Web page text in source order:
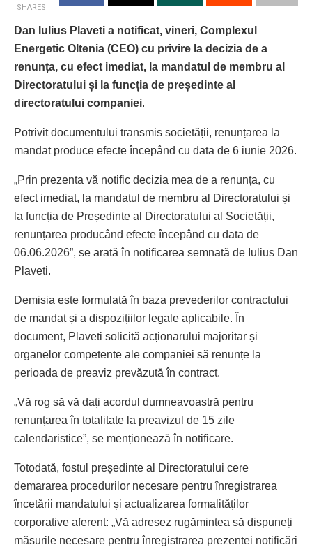
SHARES
Dan Iulius Plaveti a notificat, vineri, Complexul
Energetic Oltenia (CEO) cu privire la decizia de a
renunța, cu efect imediat, la mandatul de membru al
Directoratului și la funcția de președinte al
directoratului companiei.
Potrivit documentului transmis societății, renunțarea la
mandat produce efecte începând cu data de 6 iunie 2026.
„Prin prezenta vă notific decizia mea de a renunța, cu
efect imediat, la mandatul de membru al Directoratului și
la funcția de Președinte al Directoratului al Societății,
renunțarea producând efecte începând cu data de
06.06.2026”, se arată în notificarea semnată de Iulius Dan
Plaveti.
Demisia este formulată în baza prevederilor contractului
de mandat și a dispozițiilor legale aplicabile. În
document, Plaveti solicită acționarului majoritar și
organelor competente ale companiei să renunțe la
perioada de preaviz prevăzută în contract.
„Vă rog să vă dați acordul dumneavoastră pentru
renunțarea în totalitate la preavizul de 15 zile
calendaristice”, se menționează în notificare.
Totodată, fostul președinte al Directoratului cere
demararea procedurilor necesare pentru înregistrarea
încetării mandatului și actualizarea formalităților
corporative aferent: „Vă adresez rugămintea să dispuneți
măsurile necesare pentru înregistrarea prezentei notificări